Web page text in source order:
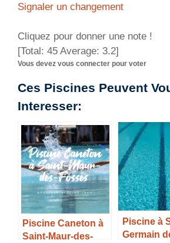
Signaler un changement
Cliquez pour donner une note !
[Total: 45 Average: 3.2]
Vous devez vous connecter pour voter
Ces Piscines Peuvent
Interesser:
Piscine Caneton à
Saint-Maur-des-
Piscine à
Germain